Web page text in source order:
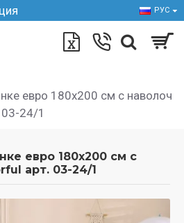
РУС
евро 180х200 см с наволоч
24/1
евро 180х200 см с
арт. 03-24/1